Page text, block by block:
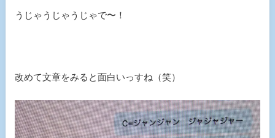
うじゃうじゃうじゃで〜！
改めて文章をみると面白いっすね（笑）